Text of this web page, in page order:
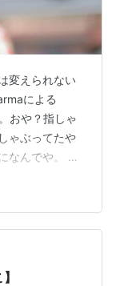
変えられない
による
おや？指しゃ
ゃぶってたや
なんでや。 ど
たきっかけも
気付いた”こと
ろと気付いた
からないけ
たこの絵本を